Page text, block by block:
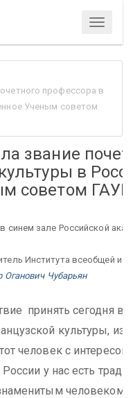
Меню
профессора в
Ученым советом
звание
в
советом
зале Российской
Института всеобщей
Оганович Чубарьян
принять сегодня в
культуры,
человек с
у нас есть
человеком -